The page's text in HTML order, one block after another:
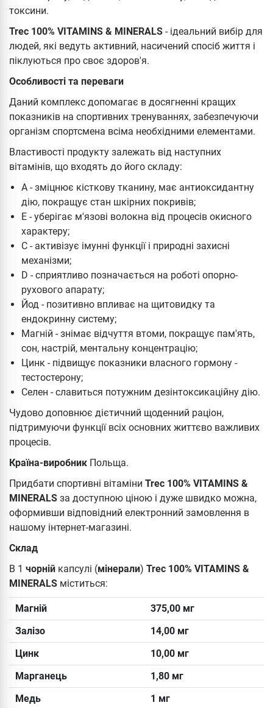
токсини.
Trec 100% VITAMINS & MINERALS - ідеальний вибір для
людей, які ведуть активний, насичений спосіб життя і
піклуються про своє здоров'я.
Особливості та переваги
Даний комплекс допомагає в досягненні кращих
показників на спортивних тренуваннях, забезпечуючи
організм спортсмена всіма необхідними елементами.
Властивості продукту залежать від наступних
вітамінів, що входять до його складу:
А - зміцнює кісткову тканину, має антиоксидантну
дію, покращує стан шкірних покривів;
Е - уберігає м'язові волокна від процесів окисного
характеру;
С - активізує імунні функції і природні захисні
механізми;
D - сприятливо позначається на роботі опорно-
рухового апарату;
Йод - позитивно впливає на щитовидку та
ендокринну систему;
Магній - знімає відчуття втоми, покращує пам'ять,
сон, настрій, ментальну концентрацію;
Цинк - підвищує показники власного гормону -
тестостерону;
Селен - славиться потужним дезінтоксикаційну дію.
Чудово доповнює дієтичний щоденний раціон,
підтримуючи функції всіх основних життєво важливих
процесів.
Країна-виробник Польща.
Придбати спортивні вітаміни Trec 100% VITAMINS &
MINERALS за доступною ціною і дуже швидко можна,
оформивши відповідний електронний замовлення в
нашому інтернет-магазині.
Склад
В 1 чорній капсулі (мінерали) Trec 100% VITAMINS &
MINERALS міститься:
Магній
375,00 мг
Залізо
14,00 мг
Цинк
10,00 мг
Марганець
1,80 мг
Медь
1 мг